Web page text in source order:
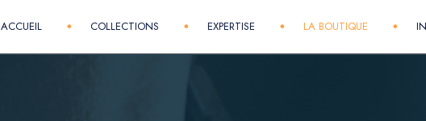
ACCUEIL COLLECTIONS EXPERTISE LA BOUTIQUE